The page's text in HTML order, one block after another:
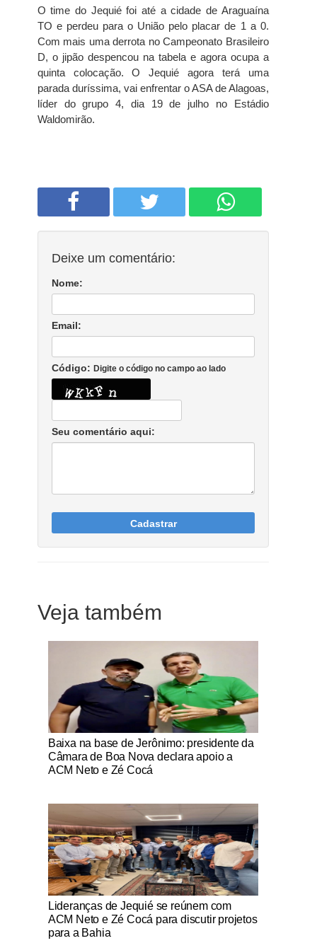
O time do Jequié foi até a cidade de Araguaína
TO e perdeu para o União pelo placar de 1 a 0.
Com mais uma derrota no Campeonato Brasileiro
D, o jipão despencou na tabela e agora ocupa a
quinta colocação. O Jequié agora terá uma
parada duríssima, vai enfrentar o ASA de Alagoas,
líder do grupo 4, dia 19 de julho no Estádio
Waldomirão.
Deixe um comentário:
Nome:
Email:
Código: Digite o código no campo ao lado
Seu comentário aqui:
Cadastrar
Veja também
Notícias Católicas
Baixa na base de Jerônimo: presidente da
Câmara de Boa Nova declara apoio a
ACM Neto e Zé Cocá
Notícias Católicas
Lideranças de Jequié se reúnem com
ACM Neto e Zé Cocá para discutir projetos
para a Bahia